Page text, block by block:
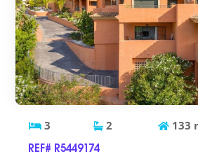
3 2 133
REF# R5449174